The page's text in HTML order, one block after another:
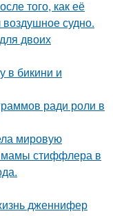
того, как её
воздушное судно.
двоих
в бикини и
ради роли в
мировую
мамы стиффлера в
дженнифер